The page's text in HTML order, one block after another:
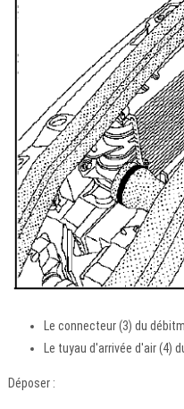
Le connecteur (3) du
Le tuyau d'arrivée d'air (4)
Déposer :